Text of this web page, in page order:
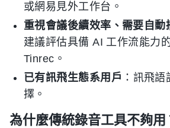
或網易見外工作台。
重視會議後續效率、需要自動
建議評估具備 AI 工作流能力
Tinrec。
已有訊飛生態系用戶 ：訊飛
擇。
為什麼傳統錄音工具不夠用